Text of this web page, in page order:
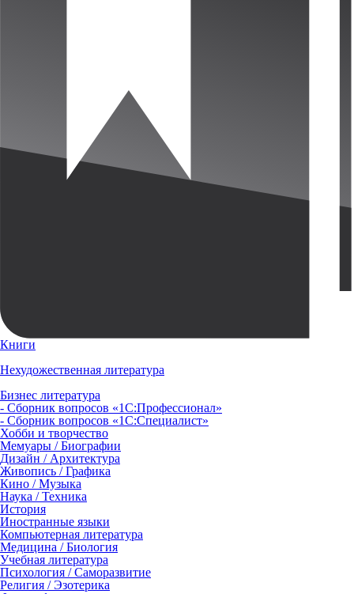
Книги
Нехудожественная литература
Бизнес литература
- Сборник вопросов «1С:Профессионал»
- Сборник вопросов «1С:Специалист»
Хобби и творчество
Мемуары / Биографии
Дизайн / Архитектура
Живопись / Графика
Кино / Музыка
Наука / Техника
История
Иностранные языки
Компьютерная литература
Медицина / Биология
Учебная литература
Психология / Саморазвитие
Религия / Эзотерика